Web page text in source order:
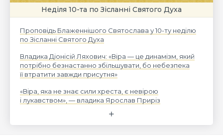
Неділя 10-та по Зісланні Святого Духа
Проповідь Блаженнішого Святослава у 10-ту неділю
по Зісланні Святого Духа
Владика Діонісій Ляхович: «Віра — це динамізм, який
потрібно безнастанно збільшувати, бо небезпека
її втратити завжди присутня»
«Віра, яка не знає сили хреста, є невірою
і лукавством», — владика Ярослав Приріз